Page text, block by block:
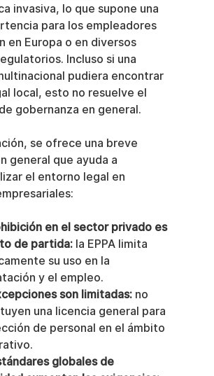
invasiva, lo que supone una
para los empleadores
en Europa o en diversos
Incluso si una
pudiera encontrar
local, esto no resuelve el
gobernanza en general.
se ofrece una breve
general que ayuda a
el entorno legal en
en el sector privado es
de partida: la EPPA limita
su uso en la
y el empleo.
son limitadas: no
una licencia general para
de personal en el ámbito
globales de